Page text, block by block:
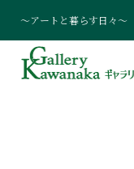
～アートと暮らす日々～